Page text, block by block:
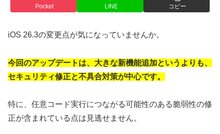
Pocket LINE コピー
iOS 26.3の変更点が気になっていませんか。
今回のアップデートは、大きな新機能追加というよりも、
セキュリティ修正と不具合対策が中心です。
特に、任意コード実行につながる可能性のある脆弱性の修
正が含まれている点は見逃せません。